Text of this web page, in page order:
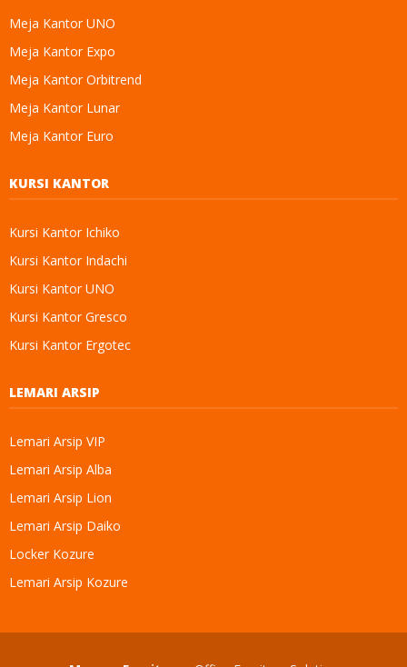
Meja Kantor UNO
Meja Kantor Expo
Meja Kantor Orbitrend
Meja Kantor Lunar
Meja Kantor Euro
KURSI KANTOR
Kursi Kantor Ichiko
Kursi Kantor Indachi
Kursi Kantor UNO
Kursi Kantor Gresco
Kursi Kantor Ergotec
LEMARI ARSIP
Lemari Arsip VIP
Lemari Arsip Alba
Lemari Arsip Lion
Lemari Arsip Daiko
Locker Kozure
Lemari Arsip Kozure